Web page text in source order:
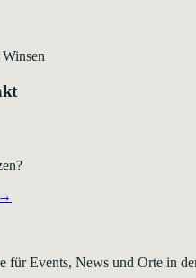
Winsen
für Events, News und Orte in